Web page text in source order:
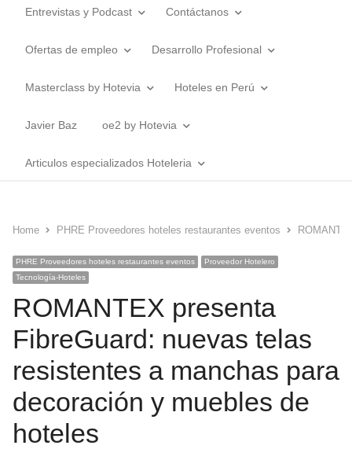
Entrevistas y Podcast Contáctanos
Ofertas de empleo Desarrollo Profesional
Masterclass by Hotevia Hoteles en Perú
Javier Baz oe2 by Hotevia
Articulos especializados Hoteleria
Home PHRE Proveedores hoteles restaurantes eventos
PHRE Proveedores hoteles restaurantes eventos
Proveedor Hotelero
Tecnología-Hoteles
ROMANTEX presenta
FibreGuard: nuevas telas
resistentes a manchas para
decoración y muebles de
hoteles